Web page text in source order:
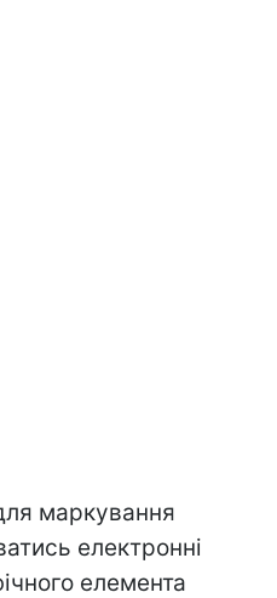
маркування
електронні
елемента